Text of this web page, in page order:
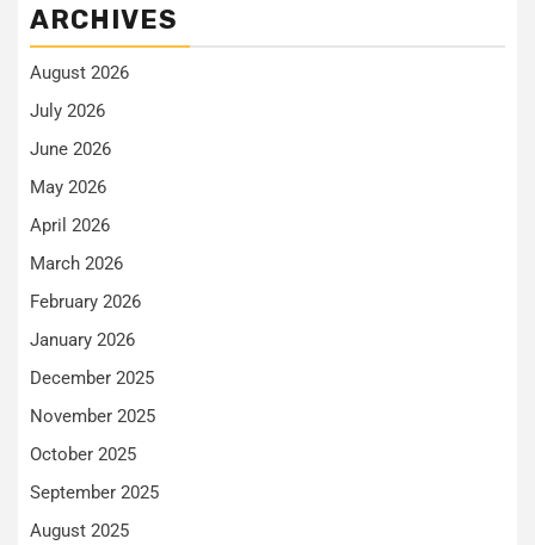
ARCHIVES
August 2026
July 2026
June 2026
May 2026
April 2026
March 2026
February 2026
January 2026
December 2025
November 2025
October 2025
September 2025
August 2025